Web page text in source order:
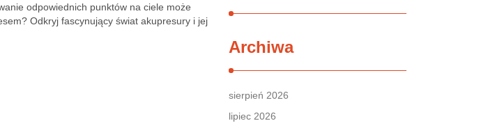
odpowiednich punktów na ciele może
Odkryj fascynujący świat akupresury i jej
Archiwa
sierpień 2026
lipiec 2026